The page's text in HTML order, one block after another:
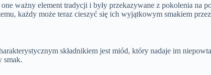
ważny element tradycji i były przekazywane z pokolenia na
każdy może teraz cieszyć się ich wyjątkowym smakiem
składnikiem jest miód, który nadaje im
smak.